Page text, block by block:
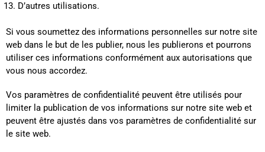
D’autres utilisations.
Si vous soumettez des informations personnelles sur notre site
web dans le but de les publier, nous les publierons et pourrons
utiliser ces informations conformément aux autorisations que
vous nous accordez.
Vos paramètres de confidentialité peuvent être utilisés pour
limiter la publication de vos informations sur notre site web et
peuvent être ajustés dans vos paramètres de confidentialité sur
le site web.